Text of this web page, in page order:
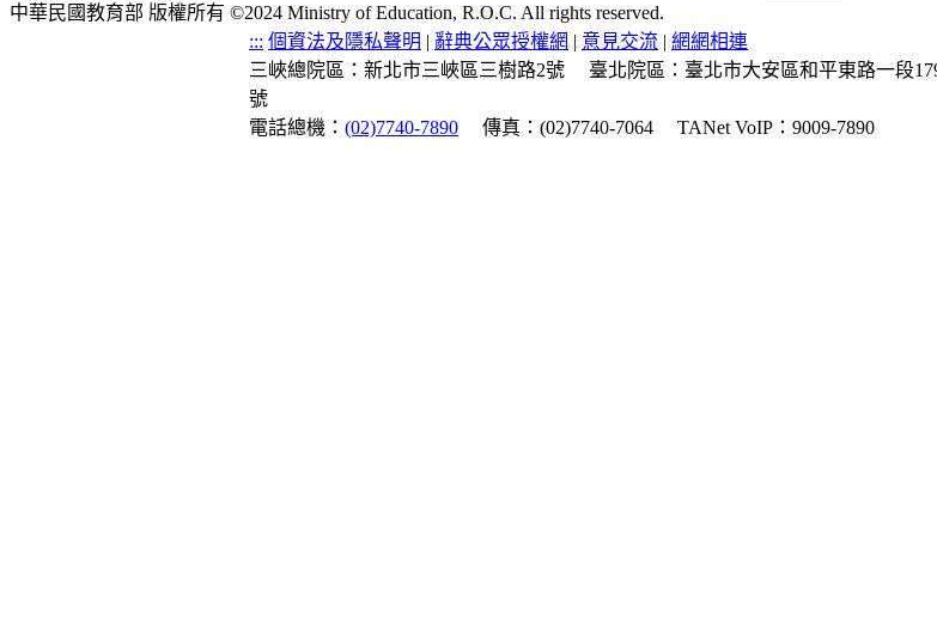
中華民國教育部 版權所有 ©2024 Ministry of Education, R.O.C. All rights reserved.
::: 個資法及隱私聲明 | 辭典公眾授權網 | 意見交流 | 網網相連
三峽總院區：新北市三峽區三樹路2號
臺北院區：臺北市大安區和平東路一段
號
電話總機： (02)7740-7890 傳真：(02)7740-7064 TANet VoIP：9009-7890